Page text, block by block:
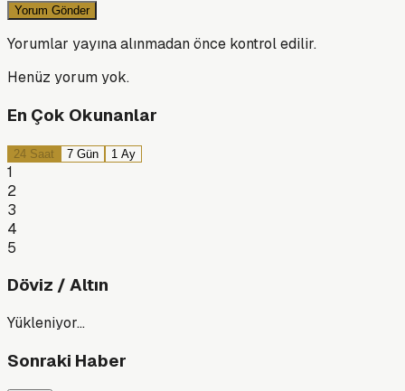
Yorum Gönder
Yorumlar yayına alınmadan önce kontrol edilir.
Henüz yorum yok.
En Çok Okunanlar
24 Saat 7 Gün 1 Ay
1
2
3
4
5
Döviz / Altın
Yükleniyor…
Sonraki Haber